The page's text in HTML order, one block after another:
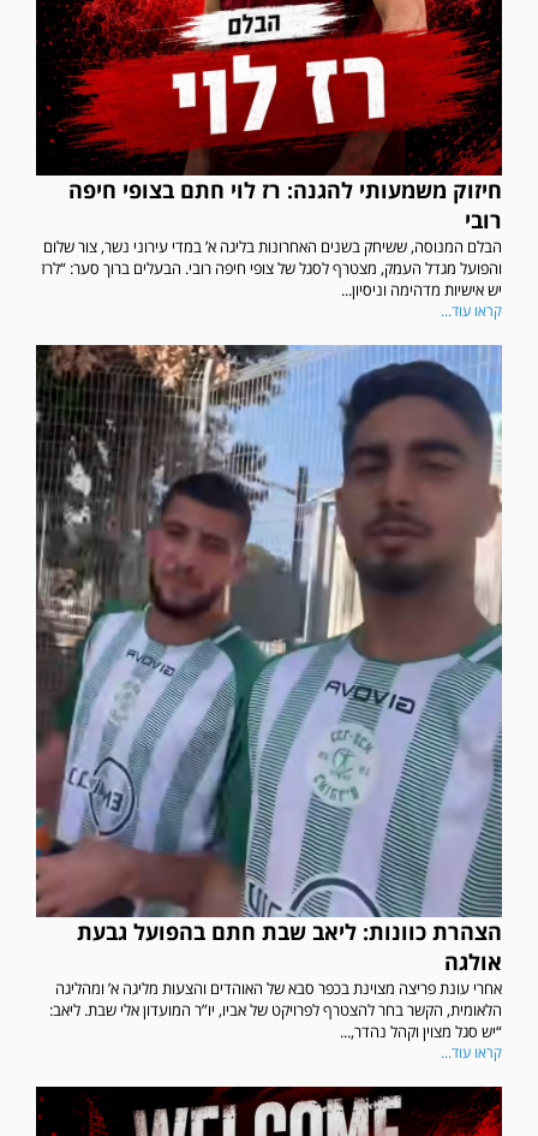
חיזוק משמעותי להגנה: רז לוי חתם בצופי חיפה
רובי
הבלם המנוסה, ששיחק בשנים האחרונות בליגה א’ במדי עירוני נשר, צור שלום
והפועל מגדל העמק, מצטרף לסגל של צופי חיפה רובי. הבעלים ברוך סער: “לרז
יש אישיות מדהימה וניסיון...
קראו עוד...
הצהרת כוונות: ליאב שבת חתם בהפועל גבעת
אולגה
אחרי עונת פריצה מצוינת בכפר סבא של האוהדים והצעות מליגה א’ ומהליגה
הלאומית, הקשר בחר להצטרף לפרויקט של אביו, יו”ר המועדון אלי שבת. ליאב:
“יש סגל מצוין וקהל נהדר,...
קראו עוד...